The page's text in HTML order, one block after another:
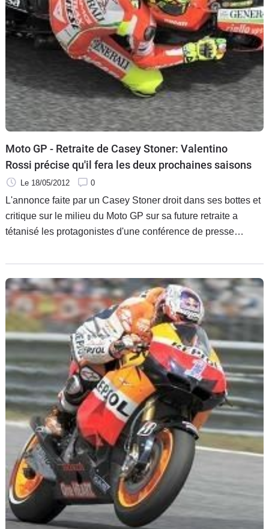
125
Services
Auto
Moto GP - Retraite de Casey Stoner: Valentino
Rossi précise qu'il fera les deux prochaines saisons
Le 18/05/2012 0
L'annonce faite par un Casey Stoner droit dans ses bottes et
critique sur le milieu du Moto GP sur sa future retraite a
tétanisé les protagonistes d'une conférence de presse
week-end sarthois qui s'annonce.